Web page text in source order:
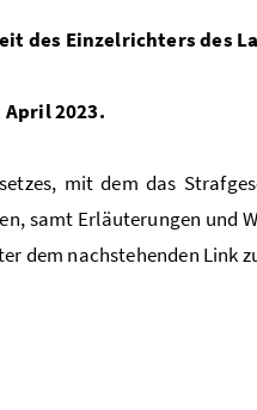
des Einzelrichters des
2023.
mit dem das
samt Erläuterungen und
dem nachstehenden Link